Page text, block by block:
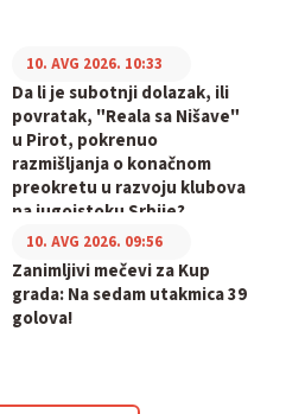
Da li je subotnji dolazak, ili
povratak, "Reala sa Nišave"
u Pirot, pokrenuo
razmišljanja o konačnom
preokretu u razvoju klubova
na jugoistoku Srbije?
10. AVG 2026. 10:33
Zanimljivi mečevi za Kup
grada: Na sedam utakmica 39
golova!
10. AVG 2026. 09:56